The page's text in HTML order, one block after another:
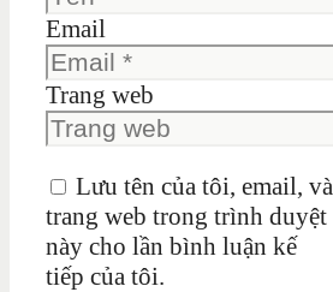
Email
Trang web
Lưu tên của tôi, email, và
trang web trong trình duyệt
này cho lần bình luận kế
tiếp của tôi.